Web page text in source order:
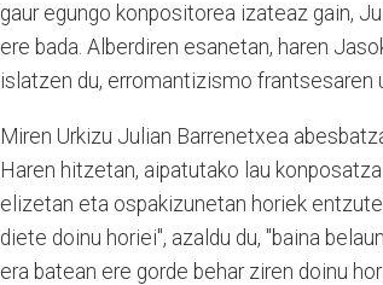
gaur egungo konpositorea izateaz gain,
ere bada. Alberdiren esanetan, haren
islatzen du, erromantizismo frantsesaren
Miren Urkizu Julian Barrenetxea
Haren hitzetan, aipatutako lau
elizetan eta ospakizunetan horiek
diete doinu horiei", azaldu du, "baina
era batean ere gorde behar ziren doinu